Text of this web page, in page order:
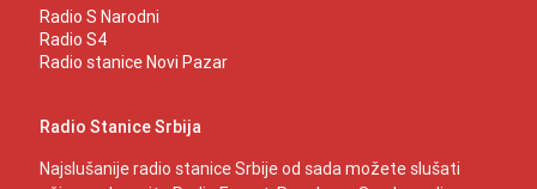
Radio S Narodni
Radio S4
Radio stanice Novi Pazar
Radio Stanice Srbija
Najslušanije radio stanice Srbije od sada možete slušati